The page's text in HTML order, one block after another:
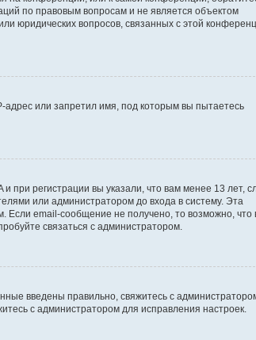
по правовым вопросам и не является объектом
юридических вопросов, связанных с этой
или запретил имя, под которым вы пытаетесь
при регистрации вы указали, что вам менее 13 лет,
или администратором до входа в систему. Эта
Если email-сообщение не получено, то возможно, что
связаться с администратором.
введены правильно, свяжитесь с
с администратором для исправления настроек.